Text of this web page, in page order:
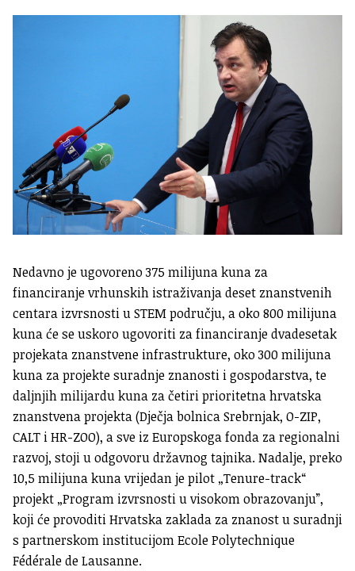
Nedavno je ugovoreno 375 milijuna kuna za
financiranje vrhunskih istraživanja deset znanstvenih
centara izvrsnosti u STEM području, a oko 800 milijuna
kuna će se uskoro ugovoriti za financiranje dvadesetak
projekata znanstvene infrastrukture, oko 300 milijuna
kuna za projekte suradnje znanosti i gospodarstva, te
daljnjih milijardu kuna za četiri prioritetna hrvatska
znanstvena projekta (Dječja bolnica Srebrnjak, O-ZIP,
CALT i HR-ZOO), a sve iz Europskoga fonda za regionalni
razvoj, stoji u odgovoru državnog tajnika. Nadalje, preko
10,5 milijuna kuna vrijedan je pilot „Tenure-track“
projekt „Program izvrsnosti u visokom obrazovanju”,
koji će provoditi Hrvatska zaklada za znanost u suradnji
s partnerskom institucijom Ecole Polytechnique
Fédérale de Lausanne.